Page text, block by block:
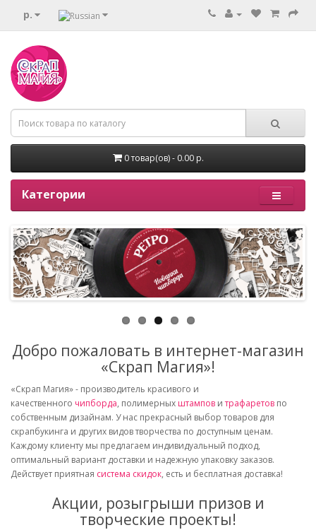
р.
0 товар(ов) - 0.00 р.
Категории
Добро пожаловать в интернет-магазин
«Скрап Магия»!
«Скрап Магия» - производитель красивого и
качественного чипборда, полимерных штампов итрафаретов по
собственным дизайнам. У нас прекрасный выбор товаров для
скрапбукинга и других видов творчества по доступным ценам.
Каждому клиенту мы предлагаем индивидуальный подход,
оптимальный вариант доставки и надежную упаковку заказов.
Действует приятная система скидок, есть и бесплатная доставка!
Акции, розыгрыши призов и
творческие проекты!